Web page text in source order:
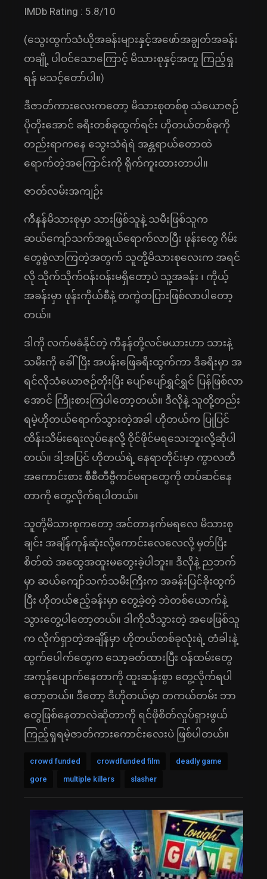
IMDb Rating : 5.8/10
(သွေးထွက်သံယိုအခန်းများနှင့်အဖော်အချွတ်အခန်း
တချို့ ပါဝင်သောကြောင့် မိသားစုနှင့်အတူ ကြည့်ရှု
ရန် မသင့်တော်ပါ။)
ဒီဇာတ်ကားလေးကတော့ မိသားစုတစ်စု သံယောဇဉ်
ပိုတိုးအောင် ခရီးတစ်ခုထွက်ရင်း ဟိုတယ်တစ်ခုကို
တည်းရာကနေ သွေးသံရဲရဲ အန္တရာယ်တောထဲ
ရောက်တဲ့အကြောင်းကို ရိုက်ကူးထားတာပါ။
ဇာတ်လမ်းအကျဉ်း
ကီနန်မိသားစုမှာ သားဖြစ်သူနဲ့ သမီးဖြစ်သူက
ဆယ်ကျော်သက်အရွယ်ရောက်လာပြီး ဖုန်းတွေ ဂိမ်း
တွေစွဲလာကြတဲ့အတွက် သူတို့မိသားစုလေးက အရင်
လို သိုက်သိုက်ဝန်းဝန်းမရှိတော့ပဲ သူ့အခန်း ၊ ကိုယ့်
အခန်းမှာ ဖုန်းကိုယ်စီနဲ့ တကွဲတပြားဖြစ်လာပါတော့
တယ်။
ဒါကို လက်မခံနိုင်တဲ့ ကီနန်တို့လင်မယားဟာ သားနဲ့
သမီးကို ခေါ်ပြီး အပန်းဖြေခရီးထွက်ကာ ဒီခရီးမှာ အ
ရင်လိုသံယောဇဉ်တိုးပြီး ပျော်ပျော်ရွှင်ရွှင် ပြန်ဖြစ်လာ
အောင် ကြိုးစားကြပါတော့တယ်။ ဒီလိုနဲ့ သူတို့တည်း
ရမဲ့ဟိုတယ်ရောက်သွားတဲ့အခါ ဟိုတယ်က ပြုပြင်
ထိန်းသိမ်းရေးလုပ်နေလို့ ဝိုင်ဖိုင်မရသေးဘူးလို့ဆိုပါ
တယ်။ ဒါ့အပြင် ဟိုတယ်ရဲ့ နေရာတိုင်းမှာ ကွာလတီ
အကောင်းစား စီစီတီဗွီကင်မရာတွေကို တပ်ဆင်နေ
တာကို တွေ့လိုက်ရပါတယ်။
သူတို့မိသားစုကတော့ အင်တာနက်မရလေ မိသားစု
ချင်း အချိန်ကုန်ဆုံးလို့ကောင်းလေလေလို့ မှတ်ပြီး
စိတ်ထဲ အထွေအထူးမတွေးခဲ့ပါဘူး။ ဒီလိုနဲ့ ညဘက်
မှာ ဆယ်ကျော်သက်သမီးကြီးက အခန်းပြင်ခိုးထွက်
ပြီး ဟိုတယ်ဧည့်ခန်းမှာ တွေ့ခဲ့တဲ့ ဘဲတစ်ယောက်နဲ့
သွားတွေ့ပါတော့တယ်။ ဒါကိုသိသွားတဲ့ အဖေဖြစ်သူ
က လိုက်ရှာတဲ့အချိန်မှာ ဟိုတယ်တစ်ခုလုံးရဲ့ တံခါးနဲ့
ထွက်ပေါက်တွေက သော့ခတ်ထားပြီး ဝန်ထမ်းတွေ
အကုန်ပျောက်နေတာကို ထူးဆန်းစွာ တွေ့လိုက်ရပါ
တော့တယ်။ ဒီတော့ ဒီဟိုတယ်မှာ တကယ်တမ်း ဘာ
တွေဖြစ်နေတာလဲဆိုတာကို ရင်ဖိုစိတ်လှုပ်ရှားဖွယ်
ကြည့်ရှုရမဲ့ဇာတ်ကားကောင်းလေးပဲ ဖြစ်ပါတယ်။
crowd funded crowdfunded film
deadly game
gore
multiple killers slasher